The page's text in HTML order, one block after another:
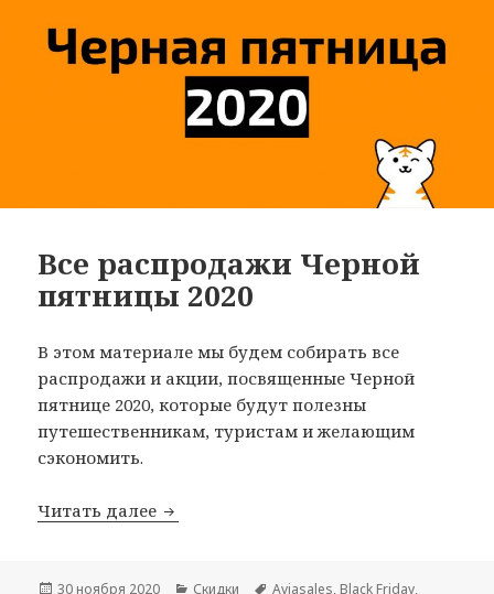
Все распродажи Черной
пятницы 2020
В этом материале мы будем собирать все
распродажи и акции, посвященные Черной
пятнице 2020, которые будут полезны
путешественникам, туристам и желающим
сэкономить.
Читать далее Все распродажи Черной пятницы 2020
Опубликовано
30 ноября 2020 Рубрики
Скидки Метки
Aviasales, Black Friday,